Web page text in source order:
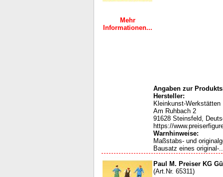
Mehr
Informationen...
Angaben zur
Hersteller:
Kleinkunst-
Am Ruhbach 2
91628 Steinsfeld,
https://
Warnhinweise:
Maßstabs- und
Bausatz eines original-
Paul M. Preiser KG
(Art.Nr. 65311)